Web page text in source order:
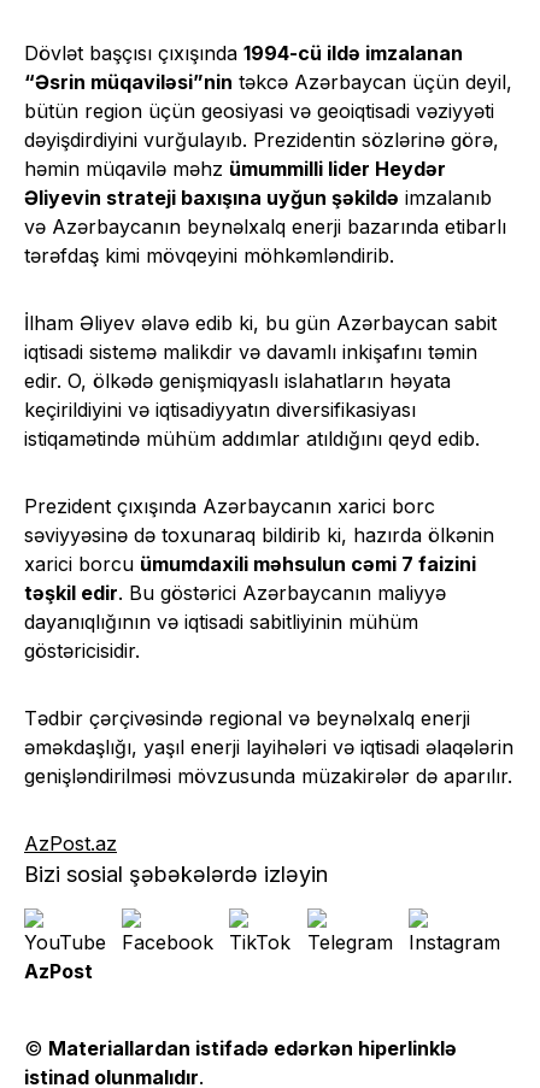
Dövlət başçısı çıxışında 1994-cü ildə imzalanan
“Əsrin müqaviləsi”nin təkcə Azərbaycan üçün deyil,
bütün region üçün geosiyasi və geoiqtisadi vəziyyəti
dəyişdirdiyini vurğulayıb. Prezidentin sözlərinə görə,
həmin müqavilə məhz ümummilli lider Heydər
Əliyevin strateji baxışına uyğun şəkildə imzalanıb
və Azərbaycanın beynəlxalq enerji bazarında etibarlı
tərəfdaş kimi mövqeyini möhkəmləndirib.
İlham Əliyev əlavə edib ki, bu gün Azərbaycan sabit
iqtisadi sistemə malikdir və davamlı inkişafını təmin
edir. O, ölkədə genişmiqyaslı islahatların həyata
keçirildiyini və iqtisadiyyatın diversifikasiyası
istiqamətində mühüm addımlar atıldığını qeyd edib.
Prezident çıxışında Azərbaycanın xarici borc
səviyyəsinə də toxunaraq bildirib ki, hazırda ölkənin
xarici borcu ümumdaxili məhsulun cəmi 7 faizini
təşkil edir. Bu göstərici Azərbaycanın maliyyə
dayanıqlığının və iqtisadi sabitliyinin mühüm
göstəricisidir.
Tədbir çərçivəsində regional və beynəlxalq enerji
əməkdaşlığı, yaşıl enerji layihələri və iqtisadi əlaqələrin
genişləndirilməsi mövzusunda müzakirələr də aparılır.
AzPost.az
Bizi sosial şəbəkələrdə izləyin
AzPost
© Materiallardan istifadə edərkən hiperlinklə
istinad olunmalıdır.